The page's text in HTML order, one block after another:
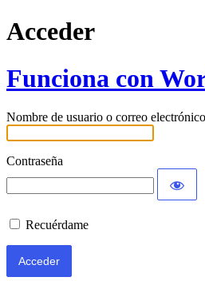
Acceder
Funciona con
Nombre de usuario o correo electrónico
Contraseña
Recuérdame